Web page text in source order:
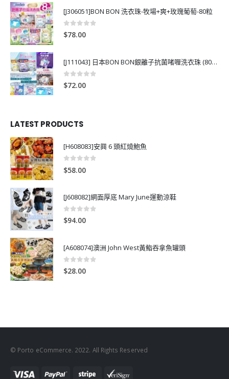
[J306051]BON BON 洗衣珠-牧場+爽+玫瑰葡萄-80粒
0out of 5
$78.00
[J111043] 日本BON BON銀離子抗菌啫喱洗衣珠 (80粒)
0out of 5
$72.00
LATEST PRODUCTS
[H608083]安興 6 頭紅燒鮑魚
0
$58.00
[J608082]網面厚底 Mary June運動涼鞋
0 out of 5
$94.00
[A608074]澳洲 John West黃鮨吞拿魚罐頭
0 out of 5
$28.00
© Porto eCommerce. 2022. All Rights Reserved